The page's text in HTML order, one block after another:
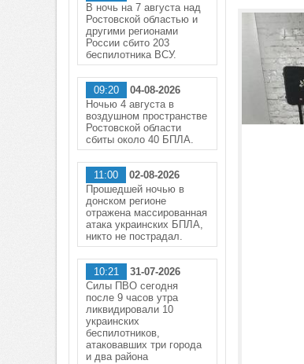
В ночь на 7 августа над
Ростовской областью и
другими регионами
России сбито 203
беспилотника ВСУ.
09:20
04-08-2026
Ночью 4 августа в
воздушном пространстве
Ростовской области
сбиты около 40 БПЛА.
11:00
02-08-2026
Прошедшей ночью в
донском регионе
отражена массированная
атака украинских БПЛА,
никто не пострадал.
10:21
31-07-2026
Силы ПВО сегодня
после 9 часов утра
ликвидировали 10
украинских
беспилотников,
атаковавших три города
и два района